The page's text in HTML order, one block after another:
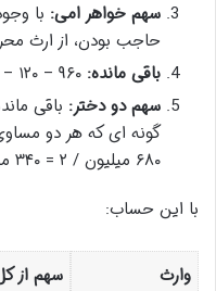
سهم خواهر امی: با
حاجب بودن، از ارث
باقی مانده:
سهم دو دختر: باقی
گونه ای که هر دو
۶۸۰ میلیون / ۲ = ۳۴۰ میلیون تومان برای هر دختر.
با این حساب:
وارث سهم از